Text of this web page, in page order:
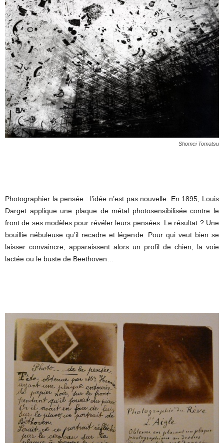
Shomei Tomatsu
Photographier la pensée : l’idée n’est pas nouvelle. En 1895, Louis
Darget applique une plaque de métal photosensibilisée contre le
front de ses modèles pour révéler leurs pensées. Le résultat ? Une
bouillie nébuleuse qu’il recadre et légende. Pour qui veut bien se
laisser convaincre, apparaissent alors un profil de chien, la voie
lactée ou le buste de Beethoven…